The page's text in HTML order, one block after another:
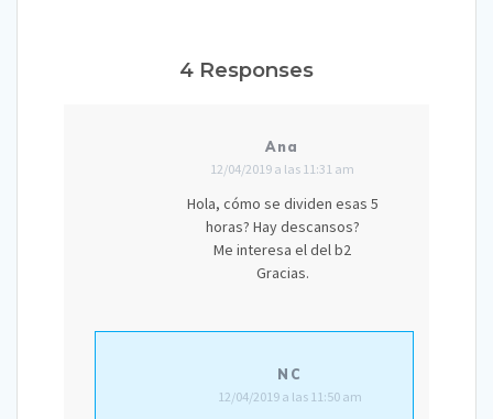
4 Responses
Ana
12/04/2019 a las 11:31 am
Hola, cómo se dividen esas 5
horas? Hay descansos?
Me interesa el del b2
Gracias.
NC
12/04/2019 a las 11:50 am